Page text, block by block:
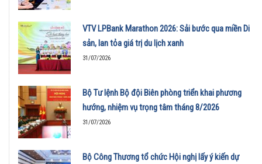
VTV LPBank Marathon 2026: Sải bước qua miền Di
sản, lan tỏa giá trị du lịch xanh
31/07/2026
Bộ Tư lệnh Bộ đội Biên phòng triển khai phương
hướng, nhiệm vụ trọng tâm tháng 8/2026
31/07/2026
Bộ Công Thương tổ chức Hội nghị lấy ý kiến dự